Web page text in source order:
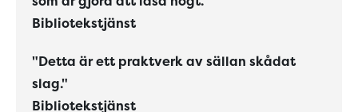
Bibliotekstjänst
"Detta är ett praktverk av sällan skådat
slag."
Bibliotekstjänst